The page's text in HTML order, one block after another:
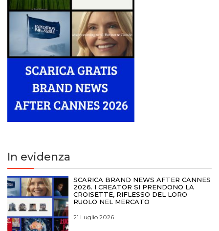
In evidenza
SCARICA BRAND NEWS AFTER CANNES
2026. I CREATOR SI PRENDONO LA
CROISETTE, RIFLESSO DEL LORO
RUOLO NEL MERCATO
21 Luglio 2026